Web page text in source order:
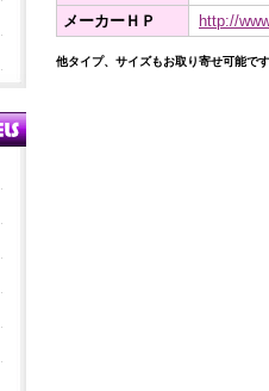
メーカーＨＰ
http://
他タイプ、サイズもお取り寄せ可能で